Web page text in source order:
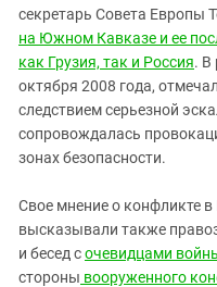
секретарь Совета Европы
на Южном Кавказе и ее
как Грузия, так и Россия. В
октября 2008 года,
следствием серьезной
сопровождалась
зонах безопасности.
Свое мнение о конфликте
высказывали также
и бесед сочевидцами
стороны вооруженного